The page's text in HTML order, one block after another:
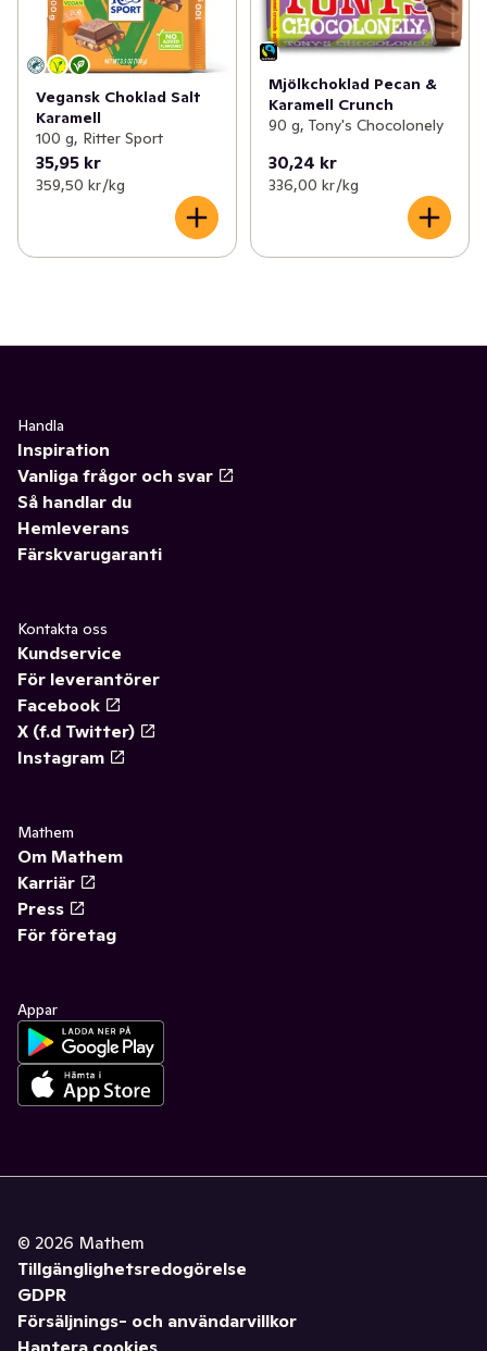
Vegansk Choklad Salt
Karamell
100 g, Ritter Sport
35,95 kr
359,50 kr /kg
Mjölkchoklad Pecan &
Karamell Crunch
90 g, Tony's Chocolonely
30,24 kr
336,00 kr /kg
Handla
Inspiration
Vanliga frågor och svar
Så handlar du
Hemleverans
Färskvarugaranti
Kontakta oss
Kundservice
För leverantörer
Facebook
X (f.d Twitter)
Instagram
Mathem
Om Mathem
Karriär
Press
För företag
Appar
© 2026 Mathem
Tillgänglighetsredogörelse
GDPR
Försäljnings- och användarvillkor
Hantera cookies